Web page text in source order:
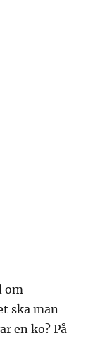
om
ska man
en ko? På